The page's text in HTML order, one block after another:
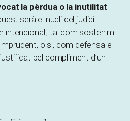
la pèrdua o la inutilitat
serà el nucli del judici:
intencionat, tal com sostenim
o si, com defensa el
pel compliment d’un